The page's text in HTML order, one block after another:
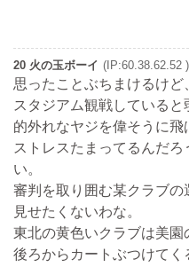
20 火の玉ボーイ (IP:60.38.62.52 )
思ったことぶちまけるけど
スタジアム観戦している
的外れなヤジを偉そうに飛
ストレスたまってるんだ
い。
審判を取り囲む某クラブの
見せたくないわな。
東北の黄色いクラブは美園
後ろからカートぶつけてく